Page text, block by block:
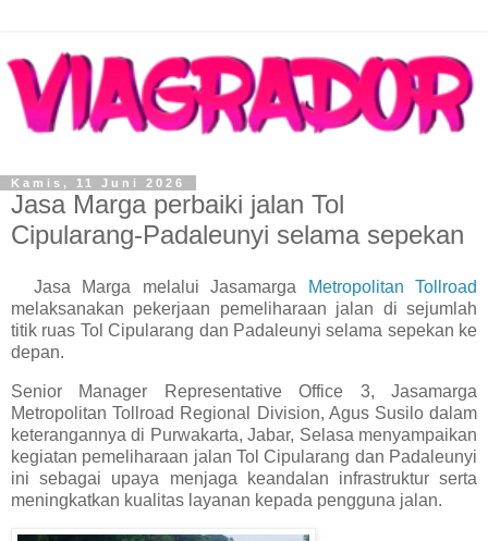
Kamis, 11 Juni 2026
Jasa Marga perbaiki jalan Tol
Cipularang-Padaleunyi selama sepekan
Jasa Marga melalui Jasamarga
Metropolitan Tollroad
melaksanakan pekerjaan pemeliharaan jalan di sejumlah
titik ruas Tol Cipularang dan Padaleunyi selama sepekan ke
depan.
Senior Manager Representative Office 3, Jasamarga
Metropolitan Tollroad Regional Division, Agus Susilo dalam
keterangannya di Purwakarta, Jabar, Selasa menyampaikan
kegiatan pemeliharaan jalan Tol Cipularang dan Padaleunyi
ini sebagai upaya menjaga keandalan infrastruktur serta
meningkatkan kualitas layanan kepada pengguna jalan.